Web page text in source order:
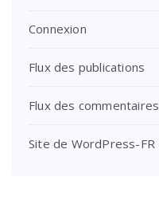
Connexion
Flux des publications
Flux des commentaires
Site de WordPress-FR